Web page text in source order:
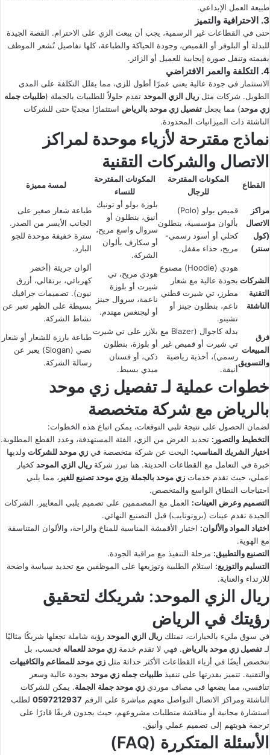
طبيعة العمل الإبداعي.
3. الاحترافية والتميز
حتى في القطاعات غير الرسمية، يجب أن يبعث الزي على الاحترام. القصة الجيدة
للبدلة أو البلوفر أو القميص، وجودة الحياكة والطباعة، كلها تفاصيل تُشعر الموظف
بقيمته وتنقل صورة إيجابية للعميل أو الزائر.
4. التكلفة والعمر الافتراضي
الاستثمار في جودة عالية يعني عمرًا أطول للزي، مما يقلل التكلفة على المدى
الطويل. شركات مثل ريال الزي الموحد تقدم حلولاً للطلبيات بالجملة (طلبيات جمله
زي موحد) مما يجعل تفصيل زي موحد بالرياض استثمارًا مجديًا حتى للشركات
الناشئة ذات الميزانيات المحدودة.
نماذج مقترحة لأزياء موحدة لمراكز
الاتصال والشركات التقنية
القطاع
المكونات المقترحة
للرجال
المكونات المقترحة
للنساء
لمسة مميزة
مراكز
الاتصال
(كول
سنتر)
قميص بولو (Polo)
بألوان مؤسسية، بنطلون
كحلي أو أسود رسمي-
مريح، حذاء مقفل.
بلوزة بولو أو تونيك
أنيق، بنطلون أو
سروال واسع مريح،
أو سكارف بألوان
الشركة.
طباعة شعار صغير على
الجانب الأيسر من الصدر.
سترة خفيفة موحدة للجو
البارد.
الشركات
التقنية
الناشئة
هودي (Hoodie) مصنوع
بجودة عالية مع شعار
مطرز، تي شيرت قطني
ناعم، بنطلون جينز أو
تشينو.
هودي مريح، تي
شيرت أو بلوزة
ناعمة، سروال جينز
أو ليجنغس مهندم.
ألوان جريئة (أخضر
كهربائي، برتقالي، أزرق
نيون). تصميمات جرافيك
بسيطة على الظهر تعبر عن
نشاط الشركة.
فرق
المبيعات
والتسويق
بدلة كاجوال (Blazer مع
تي شيرت أو قميص غير
رسمي)، أحذية رياضية
أنيقة.
بلازر على تي شيرت
أو بلوزة، بنطلون
ذكي، أو فستان
ميدي بسيط.
طباعة بارزة للشعار أو شعار
نصي (Slogan) يعبر عن
رسالة الشركة.
خطوات عملية لـ تفصيل زي موحد
بالرياض مع شركة متخصصة
لضمان الحصول على نتيجة تلبي التوقعات، يمكن اتباع هذه الخطوات:
التخطيط والتصور: تحديد الغرض من الزي، الفئة المستهدفة، وعدد القطع المطلوبة.
اختيار الشريك المناسب: البحث عن شركة متخصصة في زي موحد للشركات ولديها
خبرة في التعامل مع القطاعات الحديثة. هنا تبرز شركة ريال الزي الموحدكخيار
عملي، حيث تقدم خدمات زي موحد بالجملة وزي موحد تصنيع للغير ، مما يلبي
احتياجات النطاق الواسع والمتخصص.
التصميم وعرض العينات: العمل مع المصممين على تصميم يلبي المعايير. الشركات
الجيدة تقدم عينات (بروتوتايب) قبل التصنيع النهائي.
اختياد المواد والألوان: اختيار الأقمشة المناسبة للمناخ والراحة، والألوان المتناسقة
مع الهوية.
التصنيع والتطبيق: مرحلة التنفيذ مع مراقبة الجودة.
التسليم والتوزيع: استلام الطلبية وتوزيعها على الموظفين مع تحديد سياسة واضحة
للارتداء والعناية.
ريال الزي الموحد: شريكك لتحقيق
رؤيتك في الرياض
في سوق مليء بالخيارات، تمتلك ريال الزي الموحد رؤية شاملة تجعلها شريكًا مثاليًا
لـ تفصيل زي موحد بالرياض. فهي لا تقدم خدمة زي موحد للعماله فحسب، بل
تتخصص أيضًا في أزياء القطاعات الأكثر حداثة مثل زي موحد للمطاعم والكافيهات
والتقنية. تتميز بقدرتها على تنفيذ طلبيات جمله زي موحد بجودة عالية وسعر
تنافسي، مما يضعها في مصاف موردي زي موحد جملة الجملة. يمكن للشركات
الناشئة ومراكز الاتصال التواصل معهم مباشرة على الرقم 0597212937 لطلب
استشارة مجانية أو مناقشة متطلبات مشروعهم، حيث يجدون فريقًا قادرًا على
ترجمة هويتهم إلى تصميم عملي وأنيق.
الأسئلة المتكررة (FAQ)